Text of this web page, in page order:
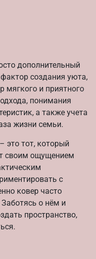
дополнительный
создания уюта,
мягкого и приятного
понимания
а также учета
жизни семьи.
это тот, который
своим ощущением
с
ковер часто
о нём и
пространство,